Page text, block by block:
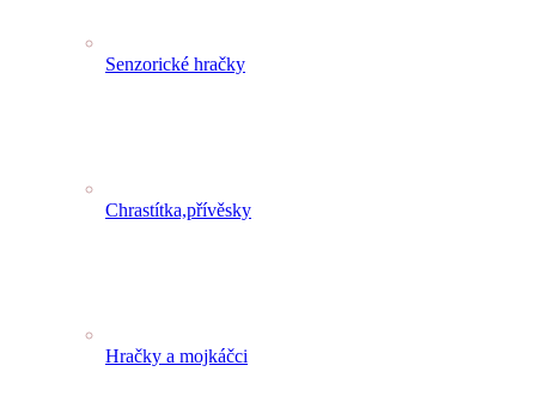
Senzorické hračky
Chrastítka,přívěsky
Hračky a mojkáčci